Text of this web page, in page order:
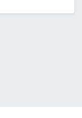
successiva